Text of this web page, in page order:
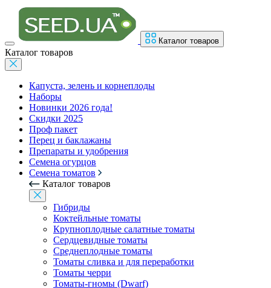
Каталог товаров
Каталог товаров
Капуста, зелень и корнеплоды
Наборы
Новинки 2026 года!
Скидки 2025
Проф пакет
Перец и баклажаны
Препараты и удобрения
Семена огурцов
Семена томатов
Каталог товаров
Гибриды
Коктейльные томаты
Крупноплодные салатные томаты
Сердцевидные томаты
Среднеплодные томаты
Томаты сливка и для переработки
Томаты черри
Томаты-гномы (Dwarf)